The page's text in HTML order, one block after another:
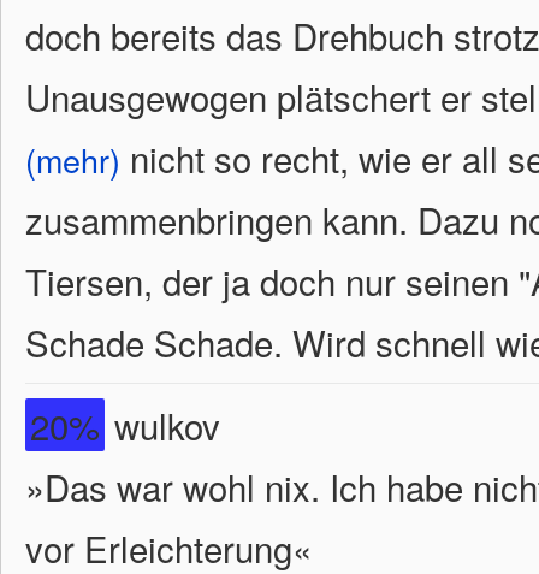
doch bereits das Drehbuch
Unausgewogen plätschert er
(mehr) nicht so recht, wie er all
zusammenbringen kann. Dazu
Tiersen, der ja doch nur seinen
Schade Schade. Wird schnell
20% wulkov
»Das war wohl nix. Ich habe
vor Erleichterung«